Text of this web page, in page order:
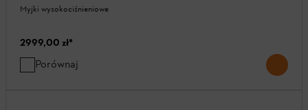
Myjki wysokociśnieniowe
2999,00 zł*
Porównaj